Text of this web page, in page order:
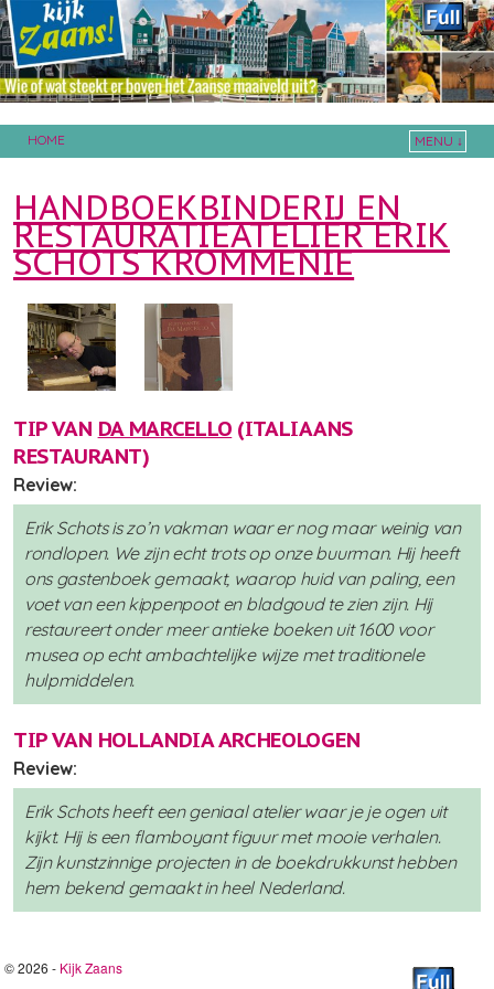
HOME
MENU ↓
HANDBOEKBINDERIJ EN
RESTAURATIEATELIER ERIK
SCHOTS KROMMENIE
TIP VAN DA MARCELLO (ITALIAANS
RESTAURANT)
Review:
Erik Schots is zo’n vakman waar er nog maar weinig van
rondlopen. We zijn echt trots op onze buurman. Hij heeft
ons gastenboek gemaakt, waarop huid van paling, een
voet van een kippenpoot en bladgoud te zien zijn. Hij
restaureert onder meer antieke boeken uit 1600 voor
musea op echt ambachtelijke wijze met traditionele
hulpmiddelen.
TIP VAN HOLLANDIA ARCHEOLOGEN
Review:
Erik Schots heeft een geniaal atelier waar je je ogen uit
kijkt. Hij is een flamboyant figuur met mooie verhalen.
Zijn kunstzinnige projecten in de boekdrukkunst hebben
hem bekend gemaakt in heel Nederland.
© 2026 - Kijk Zaans